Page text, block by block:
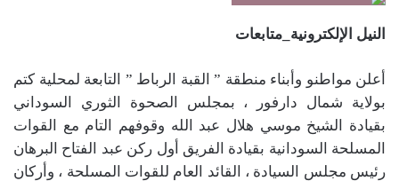
النيل الإلكترونية_متابعات
أعلن مواطنو وأبناء منطقة ” القبة الرباط ” التابعة لمحلية كتم
بولاية شمال دارفور ، بمجلس الصحوة الثوري السوداني
بقيادة الشيخ موسي هلال عبد الله وقوفهم التام مع القوات
المسلحة السودانية بقيادة الفريق أول ركن عبد الفتاح البرهان
رئيس مجلس السيادة ، القائد العام للقوات المسلحة ، وأركان